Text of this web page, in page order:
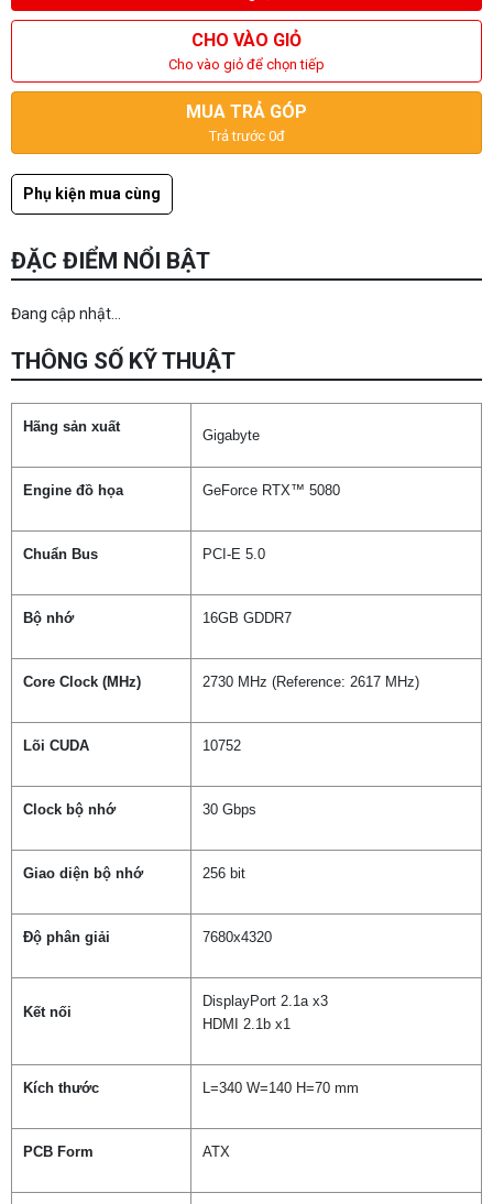
CHO VÀO GIỎ
Cho vào giỏ để chọn tiếp
MUA TRẢ GÓP
Trả trước 0đ
Phụ kiện mua cùng
ĐẶC ĐIỂM NỔI BẬT
Đang cập nhật...
THÔNG SỐ KỸ THUẬT
Hãng sản xuất
Gigabyte
Engine đồ họa GeForce RTX™ 5080
Chuẩn Bus PCI-E 5.0
Bộ nhớ 16GB GDDR7
Core Clock (MHz) 2730 MHz (Reference: 2617 MHz)
Lõi CUDA 10752
Clock bộ nhớ 30 Gbps
Giao diện bộ nhớ 256 bit
Độ phân giải 7680x4320
Kết nối
DisplayPort 2.1a x3
HDMI 2.1b x1
Kích thước L=340 W=140 H=70 mm
PCB Form ATX